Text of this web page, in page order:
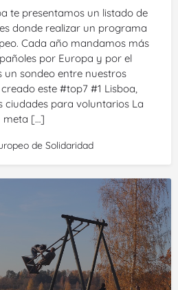
te presentamos un listado de
donde realizar un programa
Cada año mandamos más
por Europa y por el
un sondeo entre nuestros
este #top7 #1 Lisboa,
ciudades para voluntarios La
meta […]
de Solidaridad